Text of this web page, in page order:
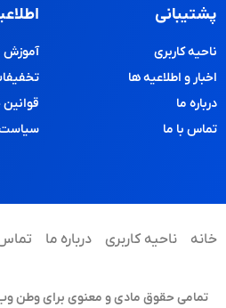
پشتیبانی
ناحیه کاربری
اخبار و اطلاعیه ها
درباره ما
تماس با ما
آموزش
خانه ناحیه کاربری درباره ما تماس
تمامی حقوق مادی و معنوی برای وطن